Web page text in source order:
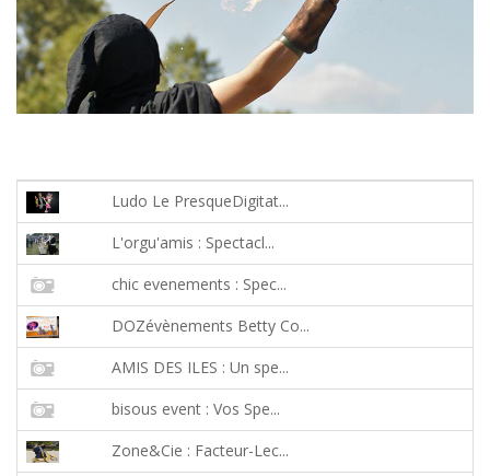
Ludo Le PresqueDigitat...
L'orgu'amis : Spectacl...
chic evenements : Spec...
DOZévènements Betty Co...
AMIS DES ILES : Un spe...
bisous event : Vos Spe...
Zone&Cie : Facteur-Lec...